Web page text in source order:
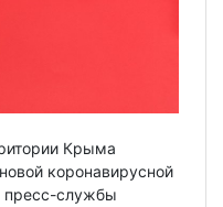
Крыма
коронавирусной
пресс-службы